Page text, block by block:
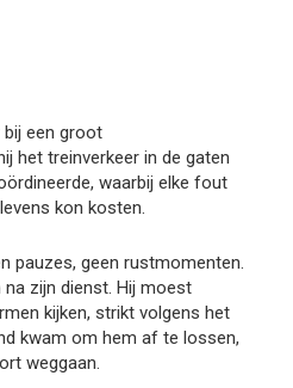
bij een groot
het treinverkeer in de gaten
waarbij elke fout
kon kosten.
pauzes, geen rustmomenten.
zijn dienst. Hij moest
kijken, strikt volgens het
kwam om hem af te lossen,
weggaan.